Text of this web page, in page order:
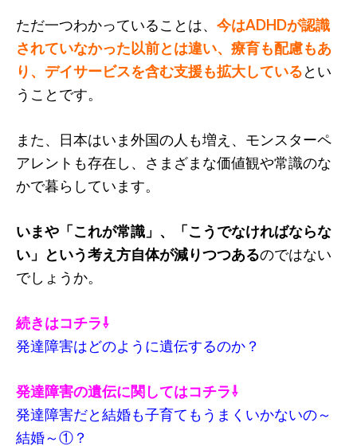
ただ一つわかっていることは、 今はADHDが認識
されていなかった以前とは違い、療育も配慮もあ
り、デイサービスを含む支援も拡大しているとい
うことです。
また、日本はいま外国の人も増え、モンスターペ
アレントも存在し、さまざまな価値観や常識のな
かで暮らしています。
いまや「これが常識」、「こうでなければならな
い」という考え方自体が減りつつあるのではない
でしょうか。
続きはコチラ⇩
発達障害はどのように遺伝するのか？
発達障害の遺伝に関してはコチラ⇩
発達障害だと結婚も子育てもうまくいかないの～
結婚～①？